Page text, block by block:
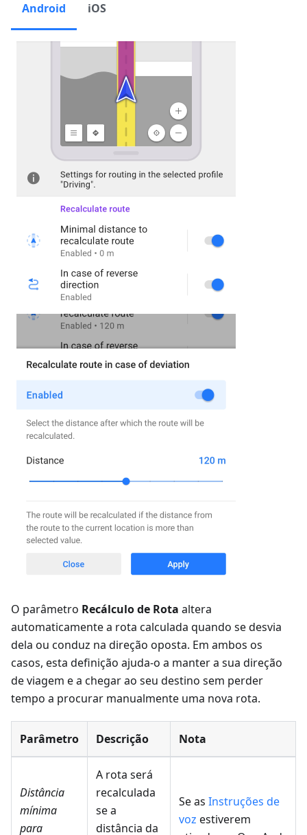
Android iOS
O parâmetro Recálculo de Rota altera
automaticamente a rota calculada quando se desvia
dela ou conduz na direção oposta. Em ambos os
casos, esta definição ajuda-o a manter a sua direção
de viagem e a chegar ao seu destino sem perder
tempo a procurar manualmente uma nova rota.
Parâmetro Descrição Nota
Distância
mínima
para
A rota será
recalculada
se a
distância da
Se as Instruções de
voz estiverem